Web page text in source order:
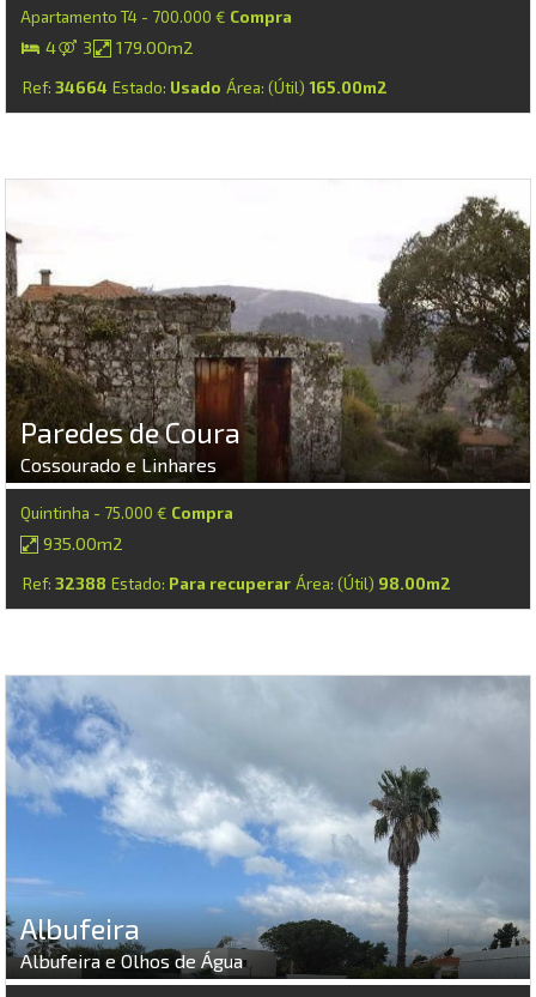
Apartamento T4 - 700.000 € Compra
4 3 179.00m2
Ref: 34664 Estado: Usado Área: (Útil) 165.00m2
Paredes de Coura
Cossourado e Linhares
Quintinha - 75.000 € Compra
935.00m2
Ref: 32388 Estado: Para recuperar Área: (Útil) 98.00m2
Albufeira
Albufeira e Olhos de Água